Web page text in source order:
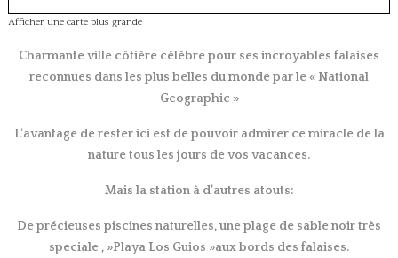
Afficher une carte plus grande
Charmante ville côtière célèbre pour ses incroyables falaises
reconnues dans les plus belles du monde par le « National
Geographic »
L’avantage de rester ici est de pouvoir admirer ce miracle de la
nature tous les jours de vos vacances.
Mais la station à d’autres atouts:
De précieuses piscines naturelles, une plage de sable noir très
speciale , »Playa Los Guios »aux bords des falaises.